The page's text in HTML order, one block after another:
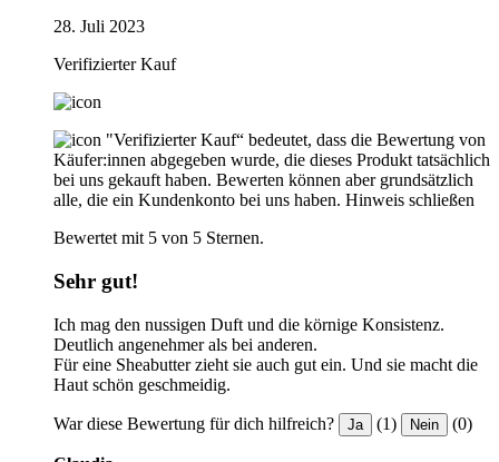
28. Juli 2023
Verifizierter Kauf
"Verifizierter Kauf“ bedeutet, dass die Bewertung von
Käufer:innen abgegeben wurde, die dieses Produkt tatsächlich
bei uns gekauft haben. Bewerten können aber grundsätzlich
alle, die ein Kundenkonto bei uns haben. Hinweis schließen
Bewertet mit 5 von 5 Sternen.
Sehr gut!
Ich mag den nussigen Duft und die körnige Konsistenz.
Deutlich angenehmer als bei anderen.
Für eine Sheabutter zieht sie auch gut ein. Und sie macht die
Haut schön geschmeidig.
War diese Bewertung für dich hilfreich? Ja (1) Nein (0)